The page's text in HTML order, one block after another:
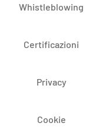
Whistleblowing
Certificazioni
Privacy
Cookie